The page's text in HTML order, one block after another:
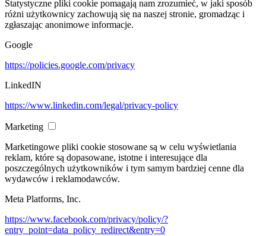
Statystyczne pliki cookie pomagają nam zrozumieć, w jaki sposób
różni użytkownicy zachowują się na naszej stronie, gromadząc i
zgłaszając anonimowe informacje.
Google
https://policies.google.com/privacy
LinkedIN
https://www.linkedin.com/legal/privacy-policy
Marketing
Marketingowe pliki cookie stosowane są w celu wyświetlania
reklam, które są dopasowane, istotne i interesujące dla
poszczególnych użytkowników i tym samym bardziej cenne dla
wydawców i reklamodawców.
Meta Platforms, Inc.
https://www.facebook.com/privacy/policy/?
entry_point=data_policy_redirect&entry=0